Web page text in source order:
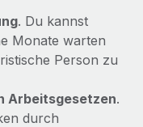
. Du kannst
Monate warten
Person zu
Arbeitsgesetzen.
durch